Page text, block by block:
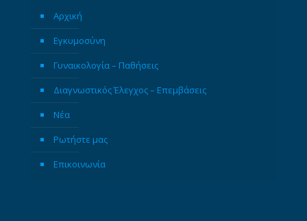
Αρχική
Εγκυμοσύνη
Γυναικολογία – Παθήσεις
Διαγνωστικός Έλεγχος – Επεμβάσεις
Νέα
Ρωτήστε μας
Επικοινωνία